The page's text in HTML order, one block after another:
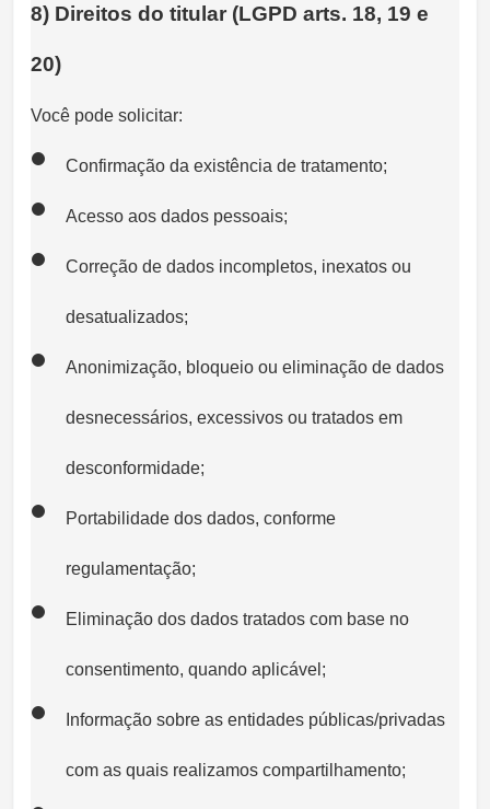
8) Direitos do titular (LGPD arts. 18, 19 e
20)
Você pode solicitar:
Confirmação da existência de tratamento;
Acesso aos dados pessoais;
Correção de dados incompletos, inexatos ou
desatualizados;
Anonimização, bloqueio ou eliminação de dados
desnecessários, excessivos ou tratados em
desconformidade;
Portabilidade dos dados, conforme
regulamentação;
Eliminação dos dados tratados com base no
consentimento, quando aplicável;
Informação sobre as entidades públicas/privadas
com as quais realizamos compartilhamento;